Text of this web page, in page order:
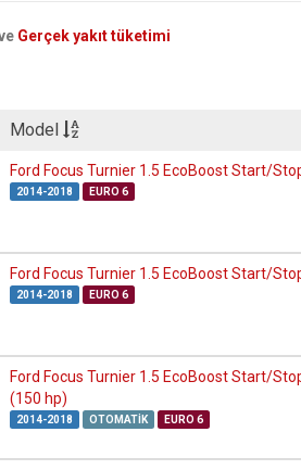
Gerçek yakıt tüketimi
Model
Ford Focus Turnier 1.5 EcoBoost Start/
2014-2018 EURO 6
Ford Focus Turnier 1.5 EcoBoost Start/
2014-2018 EURO 6
Ford Focus Turnier 1.5 EcoBoost Start/
(150 hp)
2014-2018 OTOMATIK EURO 6